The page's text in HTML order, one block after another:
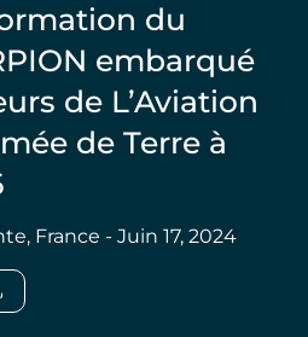
du
embarqué
de L’Aviation
de Terre à
France - Juin 17, 2024